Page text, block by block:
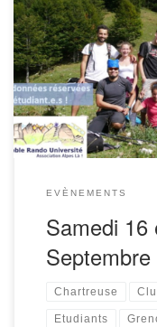
La 5ème édition de
rentrée étudiante en
dimanche 16 et 17
randonnées
EVÈNEMENTS
Samedi 16
Septembre
Chartreuse
Etudiants